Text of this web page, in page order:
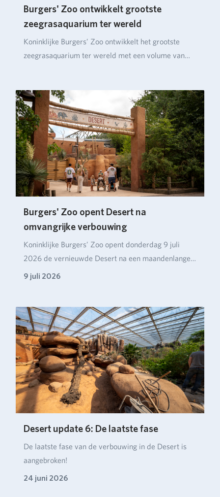
Burgers' Zoo ontwikkelt grootste
zeegrasaquarium ter wereld
Koninklijke Burgers’ Zoo ontwikkelt het grootste
zeegrasaquarium ter wereld met een volume van
Burgers' Zoo opent Desert na
omvangrijke verbouwing
Koninklijke Burgers’ Zoo opent donderdag 9 juli
2026 de vernieuwde Desert na een maandenlange
verbou…
9 juli 2026
Desert update 6: De laatste fase
De laatste fase van de verbouwing in de Desert is
aangebroken!
24 juni 2026